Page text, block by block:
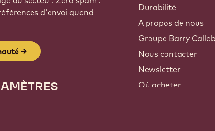
d'envoi quand
Durabilité
A propos de nous
Groupe Barry
Nous contacter
Newsletter
Où acheter